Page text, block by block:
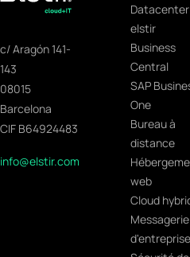
c/ Aragón 141-
143
08015
Barcelona
CIF B64924483
info@elstir.com
Datacenter
elstir
Business
Central
SAP
One
Bureau à
distance
web
Cloud
Messagerie
d'entreprise